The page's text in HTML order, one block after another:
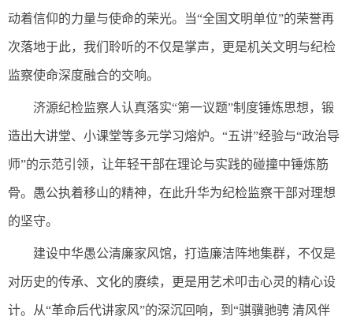
动着信仰的力量与使命的荣光。当“全国文明单位”的荣誉再
次落地于此，我们聆听的不仅是掌声，更是机关文明与纪检
监察使命深度融合的交响。
济源纪检监察人认真落实“第一议题”制度锤炼思想，锻
造出大讲堂、小课堂等多元学习熔炉。“五讲”经验与“政治导
师”的示范引领，让年轻干部在理论与实践的碰撞中锤炼筋
骨。愚公执着移山的精神，在此升华为纪检监察干部对理想
的坚守。
建设中华愚公清廉家风馆，打造廉洁阵地集群，不仅是
对历史的传承、文化的赓续，更是用艺术叩击心灵的精心设
计。从“革命后代讲家风”的深沉回响，到“骐骥驰骋 清风伴